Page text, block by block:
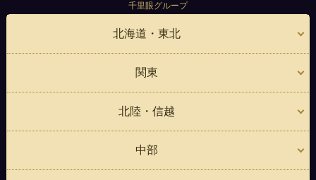
千里眼グループ
北海道・東北
関東
北陸・信越
中部